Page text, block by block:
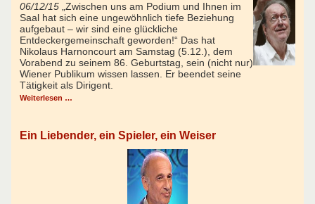
06/12/15 „Zwischen uns am Podium und Ihnen im
Saal hat sich eine ungewöhnlich tiefe Beziehung
aufgebaut – wir sind eine glückliche
Entdeckergemeinschaft geworden!“ Das hat
Nikolaus Harnoncourt am Samstag (5.12.), dem
Vorabend zu seinem 86. Geburtstag, sein (nicht nur)
Wiener Publikum wissen lassen. Er beendet seine
Tätigkeit als Dirigent.
Weiterlesen …
Ein Liebender, ein Spieler, ein Weiser